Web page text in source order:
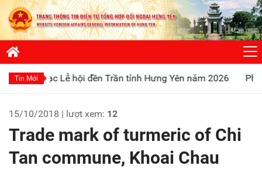
Tin Mới
hội đền Trần tỉnh Hưng Yên năm 2026 Phát huy truyền
15/10/2018 | lượt xem: 12
Trade mark of turmeric of Chi
Tan commune, Khoai Chau